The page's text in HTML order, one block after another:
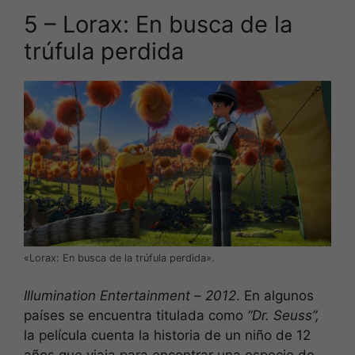
5 – Lorax: En busca de la
trúfula perdida
«Lorax: En busca de la trúfula perdida».
Illumination Entertainment – 2012. En algunos
países se encuentra titulada como “Dr. Seuss”,
la película cuenta la historia de un niño de 12